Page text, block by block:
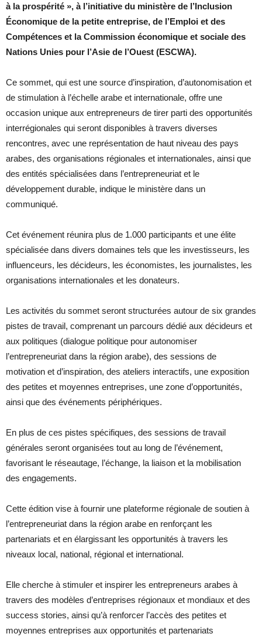
à la prospérité », à l’initiative du ministère de l’Inclusion
Économique de la petite entreprise, de l’Emploi et des
Compétences et la Commission économique et sociale des
Nations Unies pour l’Asie de l’Ouest (ESCWA).
Ce sommet, qui est une source d’inspiration, d’autonomisation et
de stimulation à l’échelle arabe et internationale, offre une
occasion unique aux entrepreneurs de tirer parti des opportunités
interrégionales qui seront disponibles à travers diverses
rencontres, avec une représentation de haut niveau des pays
arabes, des organisations régionales et internationales, ainsi que
des entités spécialisées dans l’entrepreneuriat et le
développement durable, indique le ministère dans un
communiqué.
Cet événement réunira plus de 1.000 participants et une élite
spécialisée dans divers domaines tels que les investisseurs, les
influenceurs, les décideurs, les économistes, les journalistes, les
organisations internationales et les donateurs.
Les activités du sommet seront structurées autour de six grandes
pistes de travail, comprenant un parcours dédié aux décideurs et
aux politiques (dialogue politique pour autonomiser
l’entrepreneuriat dans la région arabe), des sessions de
motivation et d’inspiration, des ateliers interactifs, une exposition
des petites et moyennes entreprises, une zone d’opportunités,
ainsi que des événements périphériques.
En plus de ces pistes spécifiques, des sessions de travail
générales seront organisées tout au long de l’événement,
favorisant le réseautage, l’échange, la liaison et la mobilisation
des engagements.
Cette édition vise à fournir une plateforme régionale de soutien à
l’entrepreneuriat dans la région arabe en renforçant les
partenariats et en élargissant les opportunités à travers les
niveaux local, national, régional et international.
Elle cherche à stimuler et inspirer les entrepreneurs arabes à
travers des modèles d’entreprises régionaux et mondiaux et des
success stories, ainsi qu’à renforcer l’accès des petites et
moyennes entreprises aux opportunités et partenariats